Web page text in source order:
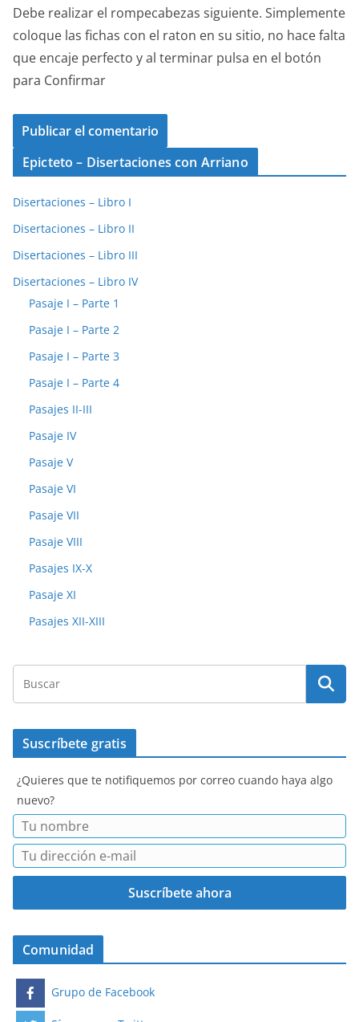
Debe realizar el rompecabezas siguiente. Simplemente
coloque las fichas con el raton en su sitio, no hace falta
que encaje perfecto y al terminar pulsa en el botón
para Confirmar
Epicteto – Disertaciones con Arriano
Disertaciones – Libro I
Disertaciones – Libro II
Disertaciones – Libro III
Disertaciones – Libro IV
Pasaje I – Parte 1
Pasaje I – Parte 2
Pasaje I – Parte 3
Pasaje I – Parte 4
Pasajes II-III
Pasaje IV
Pasaje V
Pasaje VI
Pasaje VII
Pasaje VIII
Pasajes IX-X
Pasaje XI
Pasajes XII-XIII
Suscríbete gratis
¿Quieres que te notifiquemos por correo cuando haya algo
nuevo?
Comunidad
Grupo de Facebook